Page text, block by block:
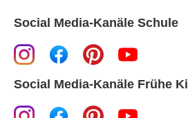
Social Media-Kanäle Schule
Social Media-Kanäle Frühe